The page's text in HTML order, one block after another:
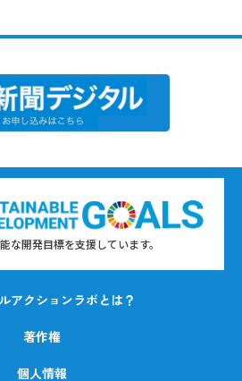
な開発目標を支援しています。
アクションラボとは？
著作権
個人情報